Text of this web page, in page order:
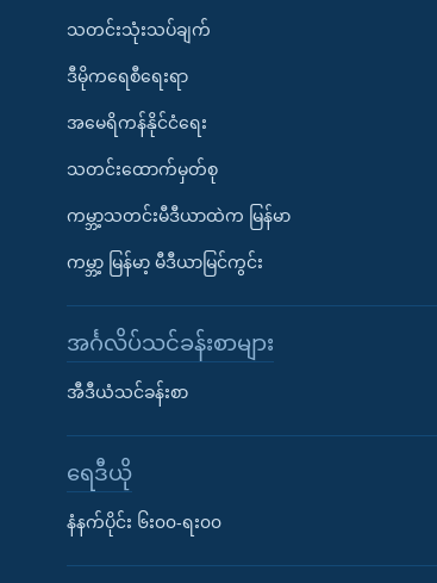
သတင်းသုံးသပ်ချက်
ဒီမိုကရေစီရေးရာ
အမေရိကန်နိုင်ငံရေး
သတင်းထောက်မှတ်စု
ကမ္ဘာ့သတင်းမီဒီယာထဲက မြန်မာ
ကမ္ဘာ့ မြန်မာ့ မီဒီယာမြင်ကွင်း
အင်္ဂလိပ်သင်ခန်းစာများ
အီဒီယံသင်ခန်းစာ
ရေဒီယို
နံနက်ပိုင်း ၆း၀၀-ရး၀၀